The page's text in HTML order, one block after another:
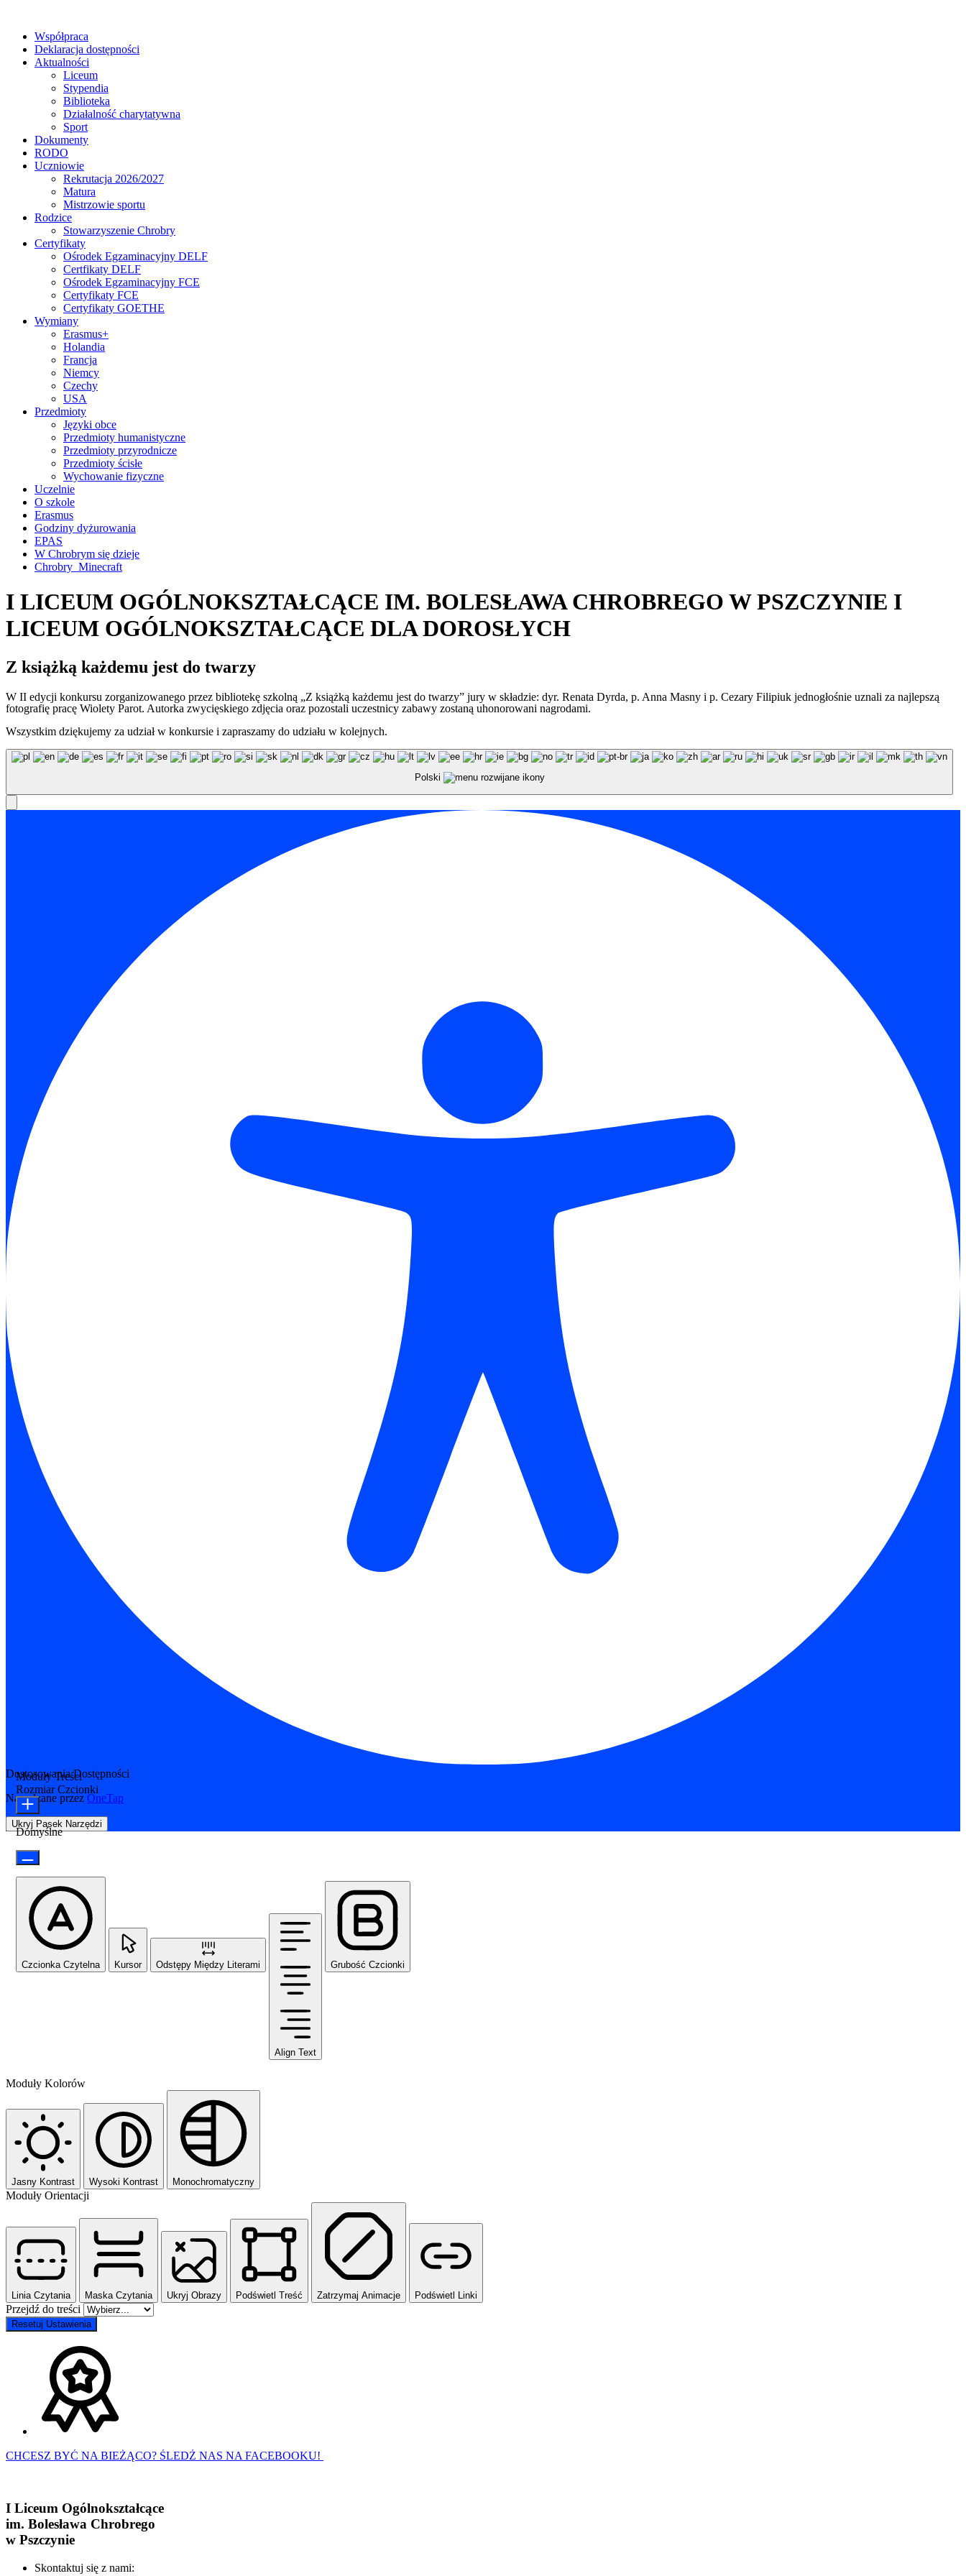
Współpraca
Deklaracja dostępności
Aktualności
Liceum
Stypendia
Biblioteka
Działalność charytatywna
Sport
Dokumenty
RODO
Uczniowie
Rekrutacja 2026/2027
Matura
Mistrzowie sportu
Rodzice
Stowarzyszenie Chrobry
Certyfikaty
Ośrodek Egzaminacyjny DELF
Certfikaty DELF
Ośrodek Egzaminacyjny FCE
Certyfikaty FCE
Certyfikaty GOETHE
Wymiany
Erasmus+
Holandia
Francja
Niemcy
Czechy
USA
Przedmioty
Języki obce
Przedmioty humanistyczne
Przedmioty przyrodnicze
Przedmioty ścisłe
Wychowanie fizyczne
Uczelnie
O szkole
Erasmus
Godziny dyżurowania
EPAS
W Chrobrym się dzieje
Chrobry_Minecraft
I LICEUM OGÓLNOKSZTAŁCĄCE IM. BOLESŁAWA CHROBREGO W PSZCZYNIE I
LICEUM OGÓLNOKSZTAŁCĄCE DLA DOROSŁYCH
Z książką każdemu jest do twarzy
W II edycji konkursu zorganizowanego przez bibliotekę szkolną „Z książką każdemu jest do twarzy” jury w składzie: dyr. Renata Dyrda, p. Anna Masny i p. Cezary Filipiuk jednogłośnie uznali za najlepszą
fotografię pracę Wiolety Parot. Autorka zwycięskiego zdjęcia oraz pozostali uczestnicy zabawy zostaną uhonorowani nagrodami.
Wszystkim dziękujemy za udział w konkursie i zapraszamy do udziału w kolejnych.
Polski
Dostosowania Dostępności
Napędzane przez OneTap
Ukryj Pasek Narzędzi
Moduły Treści
Rozmiar Czcionki
Domyślne
Czcionka Czytelna Kursor Odstępy Między Literami
Align Text
Grubość Czcionki
Moduły Kolorów
Jasny Kontrast Wysoki Kontrast Monochromatyczny
Moduły Orientacji
Linia Czytania Maska Czytania Ukryj Obrazy Podświetl Treść Zatrzymaj Animacje Podświetl Linki
Przejdź do treści
Resetuj Ustawienia
CHCESZ BYĆ NA BIEŻĄCO? ŚLEDŹ NAS NA FACEBOOKU!
I Liceum Ogólnokształcące
im. Bolesława Chrobrego
w Pszczynie
Skontaktuj się z nami: